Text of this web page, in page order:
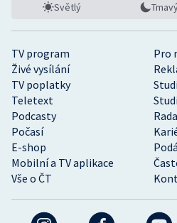
TV program
Pro
Živé vysílání
TV poplatky
Teletext
Podcasty
Počasí
E-shop
Mobilní a TV aplikace
Vše o ČT
Světlý